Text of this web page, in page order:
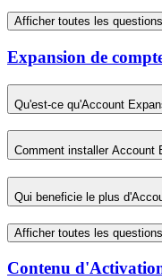
Afficher toutes les questions
Expansion de
Qu'est-ce qu'Account
Comment installer Account
Qui beneficie le plus
Afficher toutes les questions
Contenu